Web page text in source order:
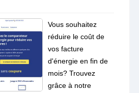
Vous souhaitez
réduire le coût de
vos facture
d'énergie en fin de
mois? Trouvez
grâce à notre